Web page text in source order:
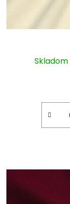
Skladom